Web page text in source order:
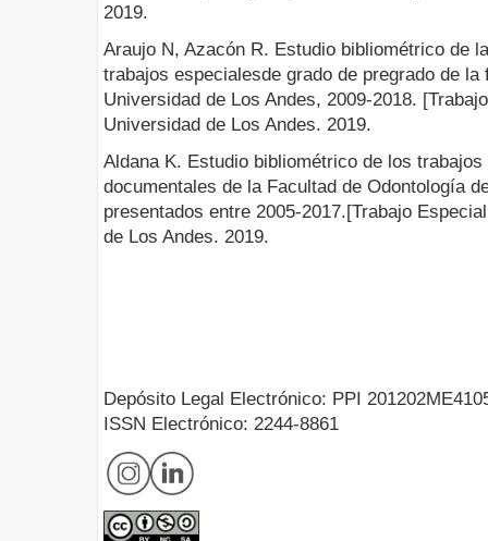
2019.
Araujo N, Azacón R. Estudio bibliométrico de
trabajos especialesde grado de pregrado de
Universidad de Los Andes, 2009-2018.
Universidad de Los Andes. 2019.
Aldana K. Estudio bibliométrico de los
documentales de la Facultad de Odontología
presentados entre 2005-2017.[Trabajo
de Los Andes. 2019.
Depósito Legal Electrónico: PPI
ISSN Electrónico: 2244-8861